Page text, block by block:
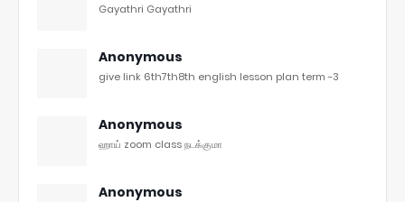
Gayathri Gayathri
Anonymous
give link 6th7th8th english lesson plan term -3
Anonymous
ஹாய் zoom class நடக்குமா
Anonymous